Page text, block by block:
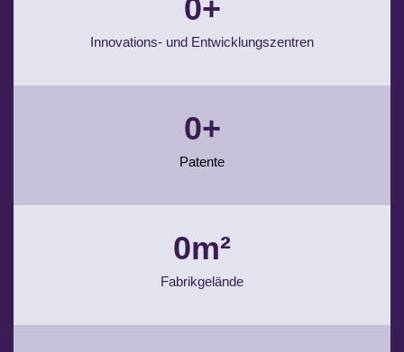
Innovations- und Entwicklungszentren
0+
Patente
0+
Fabrikgelände
0m²